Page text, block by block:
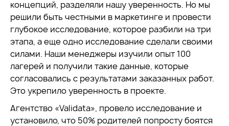
концепций, разделяли нашу уверенность. Но мы
решили быть честными в маркетинге и провести
глубокое исследование, которое разбили на три
этапа, а еще одно исследование сделали своими
силами. Наши менеджеры изучили опыт 100
лагерей и получили такие данные, которые
согласовались с результатами заказанных работ.
Это укрепило уверенность в проекте.
Агентство «Validata», провело исследование и
установило, что 50% родителей попросту боятся